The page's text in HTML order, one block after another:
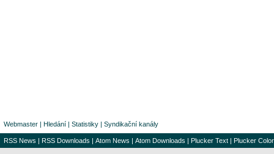
Webmaster | Hledání | Statistiky | Syndikační kanály
RSS News | RSS Downloads | Atom News | Atom Downloads | Plucker Text | Plucker Color